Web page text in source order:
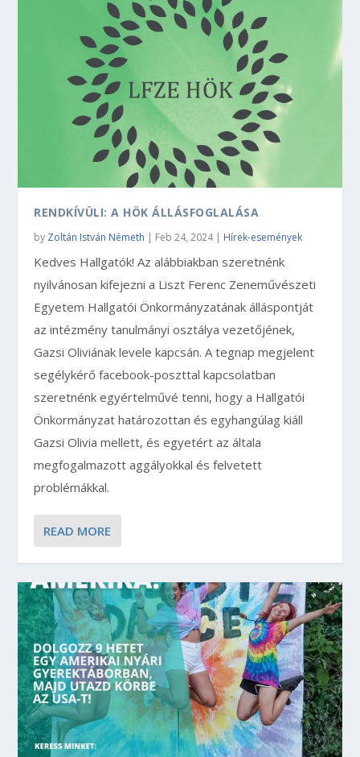
RENDKÍVÜLI: A HÖK ÁLLÁSFOGLALÁSA
by Zoltán István Németh | Feb 24, 2024| Hírek-események
Kedves Hallgatók! Az alábbiakban szeretnénk
nyilvánosan kifejezni a Liszt Ferenc Zeneművészeti
Egyetem Hallgatói Önkormányzatának álláspontját
az intézmény tanulmányi osztálya vezetőjének,
Gazsi Oliviának levele kapcsán. A tegnap megjelent
segélykérő facebook-poszttal kapcsolatban
szeretnénk egyértelművé tenni, hogy a Hallgatói
Önkormányzat határozottan és egyhangúlag kiáll
Gazsi Olivia mellett, és egyetért az általa
megfogalmazott aggályokkal és felvetett
problémákkal.
READ MORE